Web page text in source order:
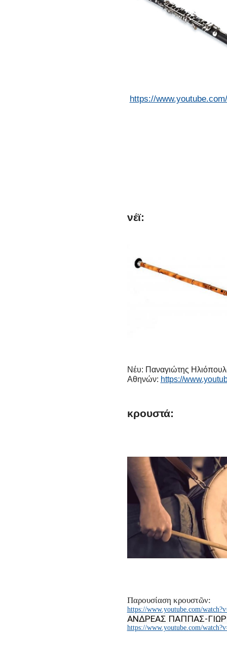
https://
νέϊ:
Νέυ: Παναγιώτης
Αθηνών: https://
κρουστά:
Παρουσίαση κρουστῶν:
https://www.youtube.com/
ΑΝΔΡΕΑΣ ΠΑΠΠΑΣ-
https://www.youtube.com/